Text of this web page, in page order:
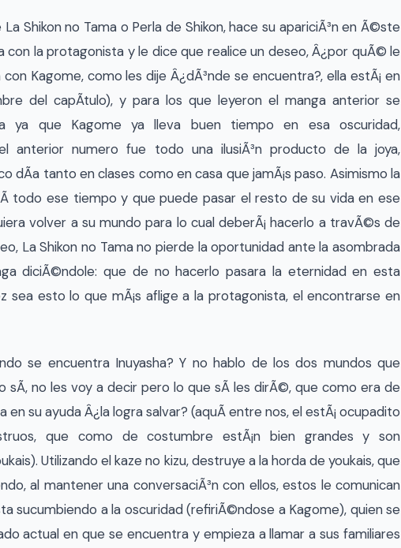
Shikon no Tama o Perla de Shikon, hace su apariciÃ³n en Ã©ste
con la protagonista y le dice que realice un deseo, Â¿por quÃ© le
Kagome, como les dije Â¿dÃ³nde se encuentra?, ella estÃ¡ en
del capÃ­tulo), y para los que leyeron el manga anterior se
ya que Kagome ya lleva buen tiempo en esa oscuridad,
anterior numero fue todo una ilusiÃ³n producto de la joya,
dÃ­a tanto en clases como en casa que jamÃ¡s paso. Asimismo la
todo ese tiempo y que puede pasar el resto de su vida en ese
volver a su mundo para lo cual deberÃ¡ hacerlo a travÃ©s de
La Shikon no Tama no pierde la oportunidad ante la asombrada
diciÃ©ndole: que de no hacerlo pasara la eternidad en esta
sea esto lo que mÃ¡s aflige a la protagonista, el encontrarse en
se encuentra Inuyasha? Y no hablo de los dos mundos que
sÃ­, no les voy a decir pero lo que sÃ­ les dirÃ©, que como era de
en su ayuda Â¿la logra salvar? (aquÃ­ entre nos, el estÃ¡ ocupadito
que como de costumbre estÃ¡n bien grandes y son
Utilizando el kaze no kizu, destruye a la horda de youkais, que
al mantener una conversaciÃ³n con ellos, estos le comunican
sucumbiendo a la oscuridad (refiriÃ©ndose a Kagome), quien se
actual en que se encuentra y empieza a llamar a sus familiares